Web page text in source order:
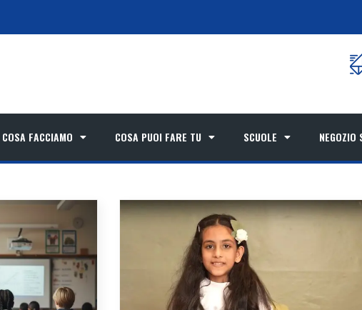
COSA FACCIAMO COSA PUOI FARE TU SCUOLE NEGOZIO